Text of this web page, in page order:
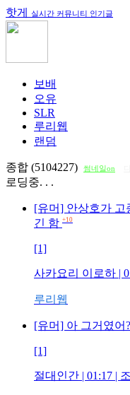
핫게 실시간 커뮤니티 인기글
보배
오유
SLR
루리웹
랜덤
종합 (5104227) 썸네일on
로딩중. . .
[유머] 안상호가 고
긴 함 +10
[1]
사카요리 이로하 |
루리웹
[유머] 아 그거였어
[1]
절대인간 | 01:17 |